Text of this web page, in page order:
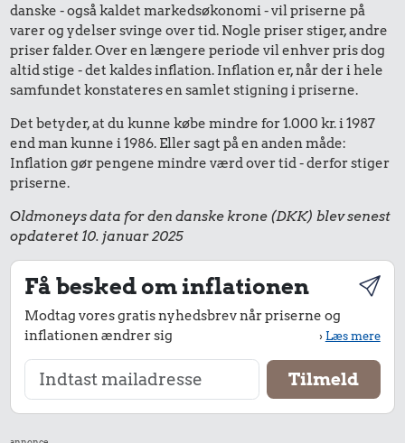
danske - også kaldet markedsøkonomi - vil priserne på
varer og ydelser svinge over tid. Nogle priser stiger, andre
priser falder. Over en længere periode vil enhver pris dog
altid stige - det kaldes inflation. Inflation er, når der i hele
samfundet konstateres en samlet stigning i priserne.
Det betyder, at du kunne købe mindre for 1.000 kr. i 1987
end man kunne i 1986. Eller sagt på en anden måde:
Inflation gør pengene mindre værd over tid - derfor stiger
priserne.
Oldmoneys data for den danske krone (DKK) blev senest
opdateret 10. januar 2025
Få besked om inflationen
Modtag vores gratis nyhedsbrev når priserne og
inflationen ændrer sig
›Læs mere